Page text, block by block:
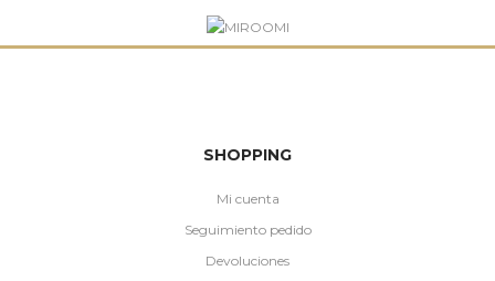
SHOPPING
Mi cuenta
Seguimiento pedido
Devoluciones